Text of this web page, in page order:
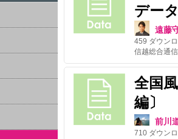
デー
遠藤
459 ダウン
全国
編〕
前川
710 ダウン